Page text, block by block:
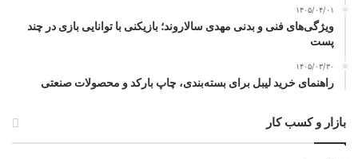
۱۴۰۵/۰۴/۰۱
ویژگی‌های فنی و بدنی مهدی سالاروند؛ بازیکنی با توانایی بازی در چند
پست
۱۴۰۵/۰۳/۳۰
راهنمای خرید لیبل برای بسته‌بندی، چاپ بارکد و محصولات صنعتی
بازار و کسب کار